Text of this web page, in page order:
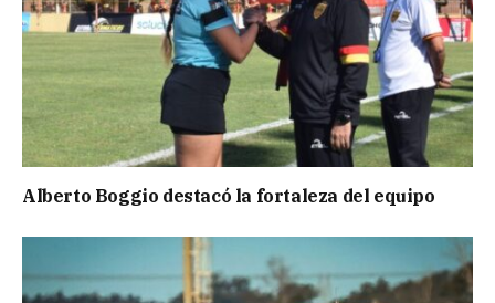
Alberto Boggio destacó la fortaleza del equipo